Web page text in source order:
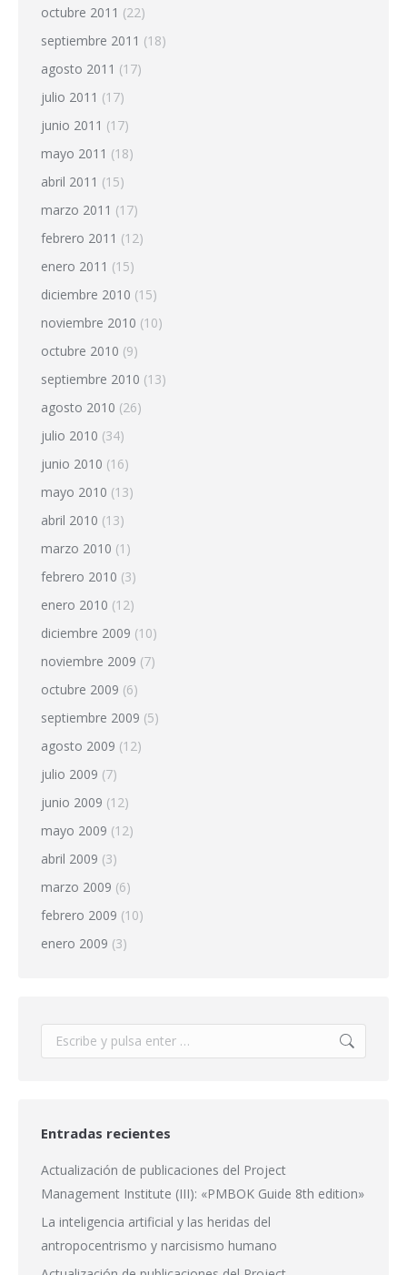
octubre 2011 (22)
septiembre 2011 (18)
agosto 2011 (17)
julio 2011 (17)
junio 2011 (17)
mayo 2011 (18)
abril 2011 (15)
marzo 2011 (17)
febrero 2011 (12)
enero 2011 (15)
diciembre 2010 (15)
noviembre 2010 (10)
octubre 2010 (9)
septiembre 2010 (13)
agosto 2010 (26)
julio 2010 (34)
junio 2010 (16)
mayo 2010 (13)
abril 2010 (13)
marzo 2010 (1)
febrero 2010 (3)
enero 2010 (12)
diciembre 2009 (10)
noviembre 2009 (7)
octubre 2009 (6)
septiembre 2009 (5)
agosto 2009 (12)
julio 2009 (7)
junio 2009 (12)
mayo 2009 (12)
abril 2009 (3)
marzo 2009 (6)
febrero 2009 (10)
enero 2009 (3)
Buscar:
Entradas recientes
Actualización de publicaciones del Project
Management Institute (III): «PMBOK Guide 8th edition»
La inteligencia artificial y las heridas del
antropocentrismo y narcisismo humano